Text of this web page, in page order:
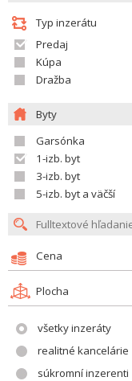
Typ inzerátu
Predaj
Kúpa
Dražba
Byty
Garsónka
1-izb. byt
3-izb. byt
5-izb. byt a väčší
Cena
Plocha
všetky inzeráty
realitné kancelárie
súkromní inzerenti